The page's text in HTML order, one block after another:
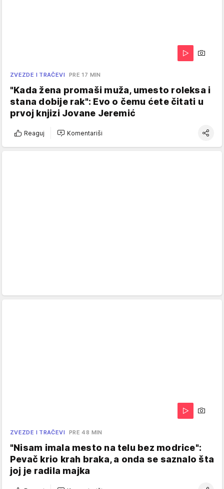
ZVEZDE I TRAČEVI PRE 17 MIN
"Kada žena promaši muža, umesto roleksa i
stana dobije rak": Evo o čemu ćete čitati u
prvoj knjizi Jovane Jeremić
Reaguj Komentariši
ZVEZDE I TRAČEVI PRE 48 MIN
"Nisam imala mesto na telu bez modrice":
Pevač krio krah braka, a onda se saznalo šta
joj je radila majka